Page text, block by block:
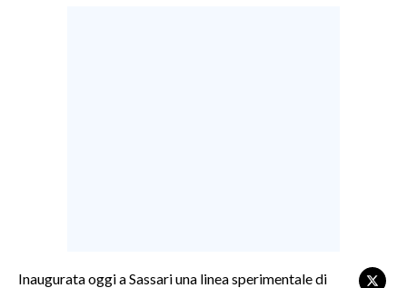
Inaugurata oggi a Sassari una linea sperimentale di